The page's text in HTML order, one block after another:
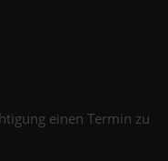
einen Termin zu